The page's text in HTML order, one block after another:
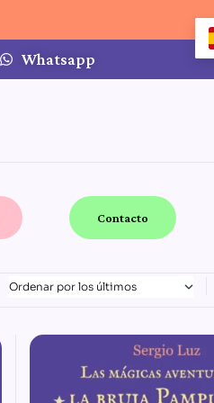
Whatsapp
Contacto